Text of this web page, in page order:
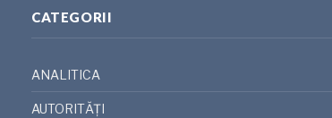
CATEGORII
ANALITICA
AUTORITĂȚI